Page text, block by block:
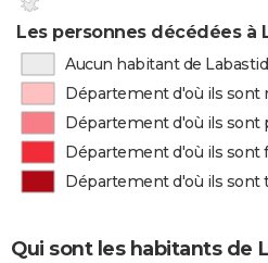
Les personnes décédées à
Aucun habitant de
Département d'où ils sont
Département d'où ils sont
Département d'où ils
Département d'où ils sont
Qui sont les habitants de